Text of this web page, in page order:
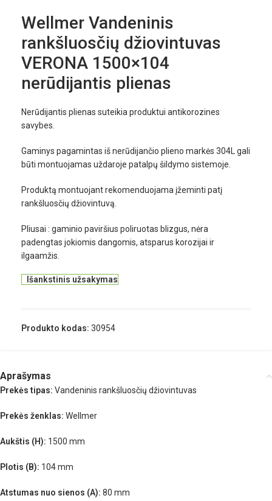
Wellmer Vandeninis
rankšluosčių džiovintuvas
VERONA 1500×104
nerūdijantis plienas
Nerūdijantis plienas suteikia produktui antikorozines
savybes.
Gaminys pagamintas iš nerūdijančio plieno markės 304L gali
būti montuojamas uždaroje patalpų šildymo sistemoje.
Produktą montuojant rekomenduojama įžeminti patį
rankšluosčių džiovintuvą.
Pliusai : gaminio paviršius poliruotas blizgus, nėra
padengtas jokiomis dangomis, atsparus korozijai ir
ilgaamžis.
Išankstinis užsakymas
Produkto kodas: 30954
Aprašymas
Prekės tipas: Vandeninis rankšluosčių džiovintuvas
Prekės ženklas: Wellmer
Aukštis (H): 1500 mm
Plotis (B): 104 mm
Atstumas nuo sienos (A): 80 mm